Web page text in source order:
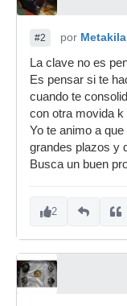
#2 por Metakila
La clave no es
Es pensar si te
cuando te
con otra movida
Yo te animo a
grandes plazos y
Busca un buen
2